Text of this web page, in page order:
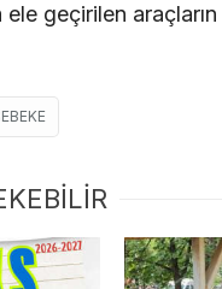
geçirilen